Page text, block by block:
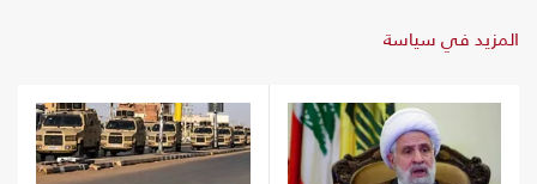
المزيد في سياسة